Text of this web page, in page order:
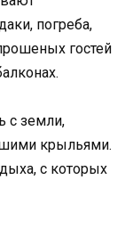
погреба,
гостей
с земли,
крыльями.
с которых